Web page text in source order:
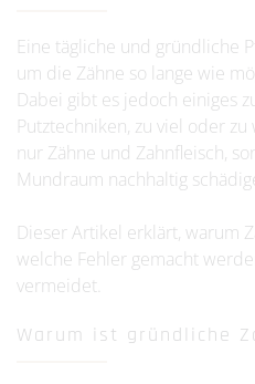
Eine tägliche und gründliche
um die Zähne so lange wie
Dabei gibt es jedoch einiges
Putztechniken, zu viel oder
nur Zähne und Zahnfleisch,
Mundraum nachhaltig
Dieser Artikel erklärt, warum
welche Fehler gemacht
vermeidet.
Warum ist gründliche